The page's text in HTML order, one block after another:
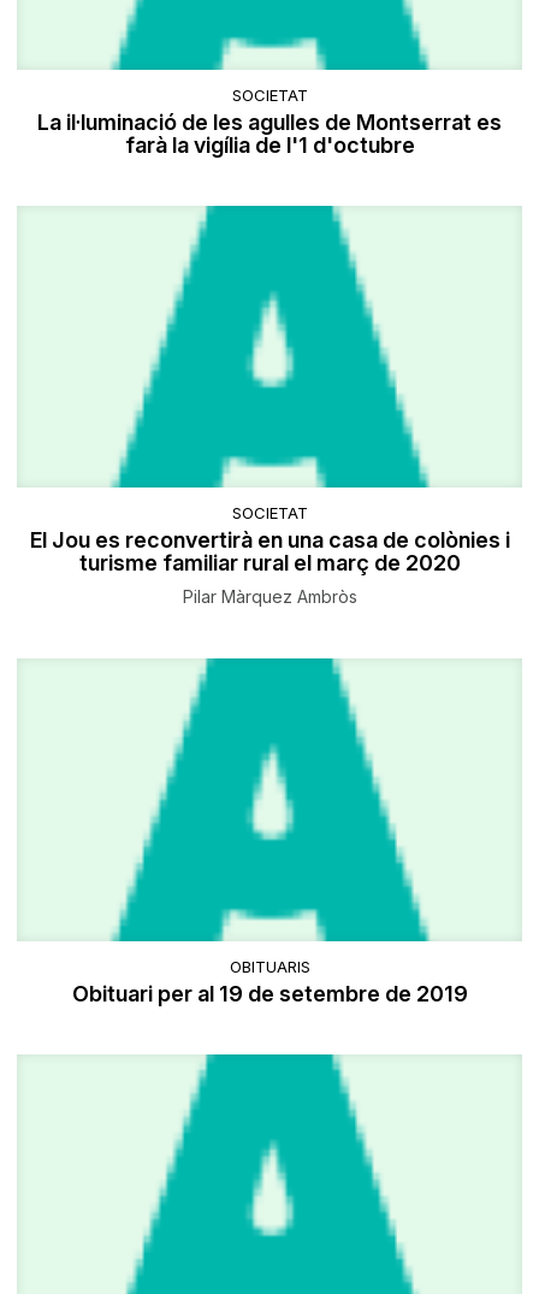
SOCIETAT
La il·luminació de les agulles de Montserrat es
farà la vigília de l'1 d'octubre
SOCIETAT
El Jou es reconvertirà en una casa de colònies i
turisme familiar rural el març de 2020
Pilar Màrquez Ambròs
OBITUARIS
Obituari per al 19 de setembre de 2019